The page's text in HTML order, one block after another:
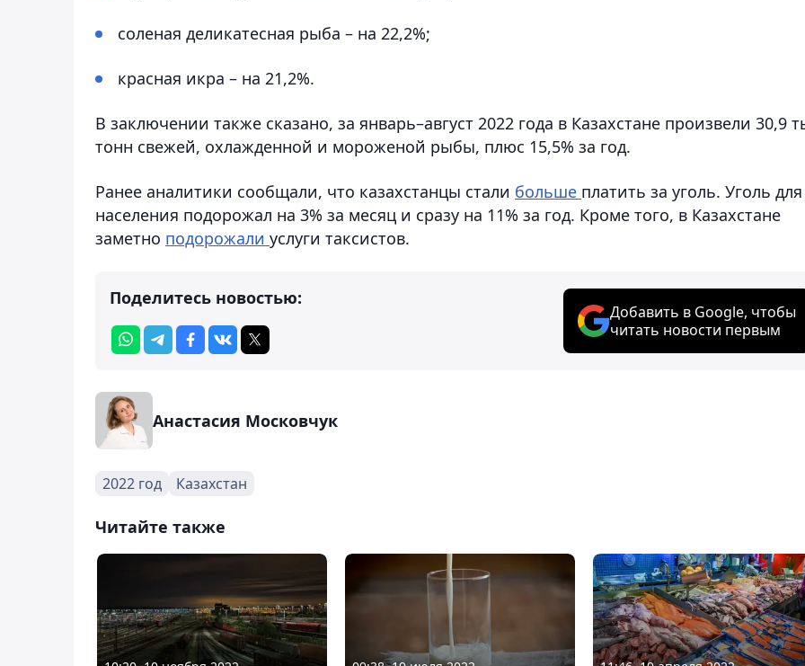
соленая деликатесная рыба – на 22,2%;
красная икра – на 21,2%.
В заключении также сказано, за январь–август 2022 года в Казахстане произвели 30,9
тонн свежей, охлажденной и мороженой рыбы, плюс 15,5% за год.
Ранее аналитики сообщали, что казахстанцы стали больше платить за уголь. Уголь для
населения подорожал на 3% за месяц и сразу на 11% за год. Кроме того, в Казахстане
заметно подорожали услуги таксистов.
Поделитесь новостью:
Добавить в Google, чтобы
читать новости первым
Анастасия Московчук
2022 год Казахстан
Читайте также